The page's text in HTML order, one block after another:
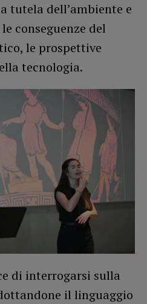
tutela dell’ambiente e
conseguenze del
le prospettive
tecnologia.
di interrogarsi sulla
il linguaggio